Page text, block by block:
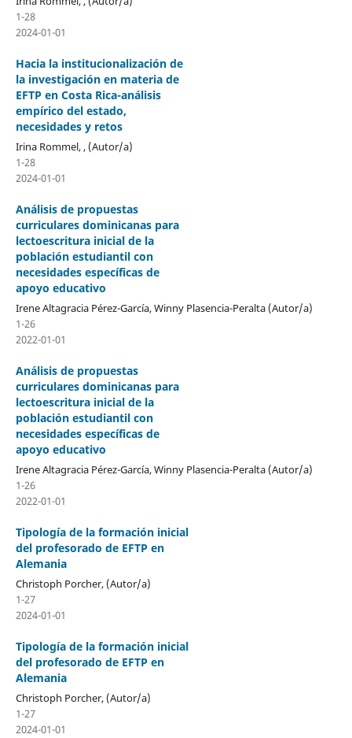
1-28
2024-01-01
Hacia la institucionalización de
la investigación en materia de
EFTP en Costa Rica-análisis
empírico del estado,
necesidades y retos
Irina Rommel, , (Autor/a)
1-28
2024-01-01
Análisis de propuestas
curriculares dominicanas para
lectoescritura inicial de la
población estudiantil con
necesidades específicas de
apoyo educativo
Irene Altagracia Pérez-García, Winny Plasencia-Peralta (Autor/a)
1-26
2022-01-01
Análisis de propuestas
curriculares dominicanas para
lectoescritura inicial de la
población estudiantil con
necesidades específicas de
apoyo educativo
Irene Altagracia Pérez-García, Winny Plasencia-Peralta (Autor/a)
1-26
2022-01-01
Tipología de la formación inicial
del profesorado de EFTP en
Alemania
Christoph Porcher, (Autor/a)
1-27
2024-01-01
Tipología de la formación inicial
del profesorado de EFTP en
Alemania
Christoph Porcher, (Autor/a)
1-27
2024-01-01